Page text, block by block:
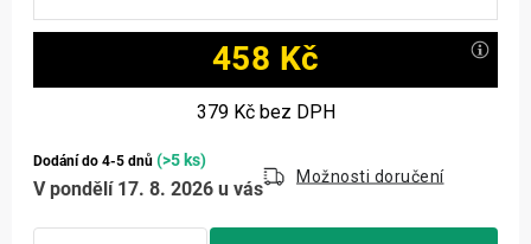
458 Kč
379 Kčbez DPH
Dodání do 4-5 dnů (>5 ks)
V pondělí 17. 8. 2026 u vás
Možnosti doručení